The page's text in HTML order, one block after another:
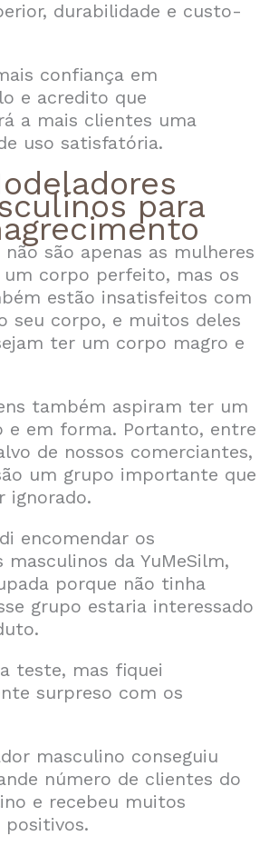
durabilidade e custo-
confiança em
e acredito que
a mais clientes uma
uso satisfatória.
para
não são apenas as mulheres
um corpo perfeito, mas os
estão insatisfeitos com
seu corpo, e muitos deles
ter um corpo magro e
também aspiram ter um
e em forma. Portanto, entre
de nossos comerciantes,
um grupo importante que
ignorado.
encomendar os
masculinos da YuMeSilm,
porque não tinha
grupo estaria interessado
teste, mas fiquei
surpreso com os
masculino conseguiu
número de clientes do
e recebeu muitos